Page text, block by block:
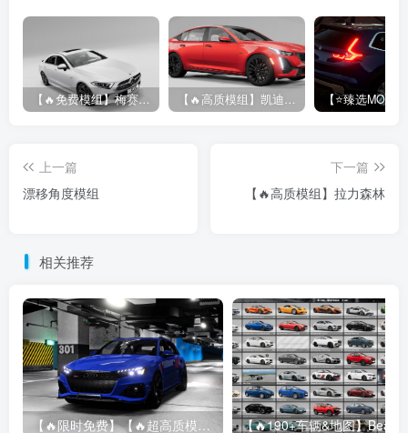
【🔥免费模组】梅赛德斯-奔驰CLS53 [免费] 【🔥高质模组】凯迪拉克 CT5 2020
上一篇
漂移角度模组
下一篇
【🔥高质模组】拉力森林
相关推荐
【🔥限时免费】【🔥超高质模组】2022 奥迪 A4/S4/RS4 Avant 2.61